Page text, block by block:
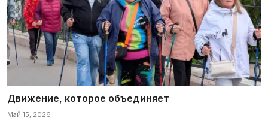
Движение, которое объединяет
Май 15, 2026